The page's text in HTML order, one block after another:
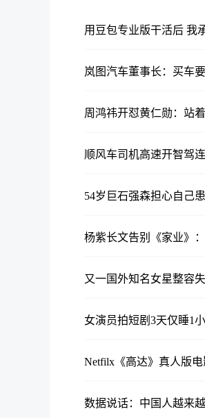
用豆包专业版干活后 我
岚图汽车董事长：买车
周鸿祎开怼黄仁勋：站
顺风车司机高速开智驾
54岁巨石强森担心自己
杨紫长文告别《家业》
又一国外知名女星整容
女演员拍短剧3天仅睡1
Netfilx《高达》真人版
数据说话：中国人越来